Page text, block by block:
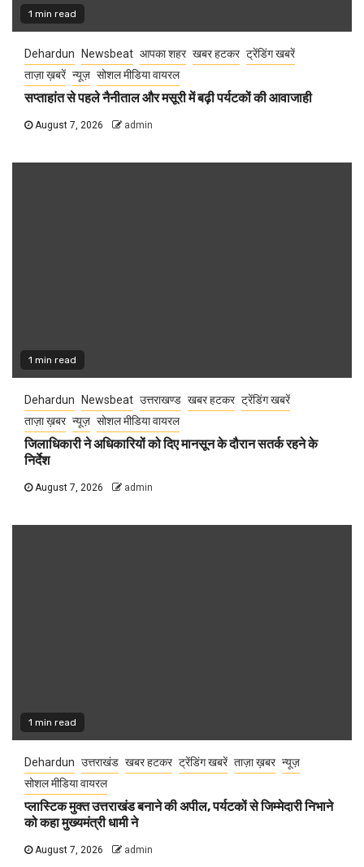
1 min read
Dehardun Newsbeat आपका शहर खबर हटकर ट्रेंडिंग खबरें
ताज़ा ख़बरें न्यूज़ सोशल मीडिया वायरल
सप्ताहांत से पहले नैनीताल और मसूरी में बढ़ी पर्यटकों की आवाजाही
August 7, 2026 admin
1 min read
Dehardun Newsbeat उत्तराखण्ड खबर हटकर ट्रेंडिंग खबरें
ताज़ा ख़बर न्यूज़ सोशल मीडिया वायरल
जिलाधिकारी ने अधिकारियों को दिए मानसून के दौरान सतर्क रहने के
निर्देश
August 7, 2026 admin
1 min read
Dehardun उत्तराखंड खबर हटकर ट्रेंडिंग खबरें ताज़ा ख़बर न्यूज़
सोशल मीडिया वायरल
प्लास्टिक मुक्त उत्तराखंड बनाने की अपील, पर्यटकों से जिम्मेदारी निभाने
को कहा मुख्यमंत्री धामी ने
August 7, 2026 admin